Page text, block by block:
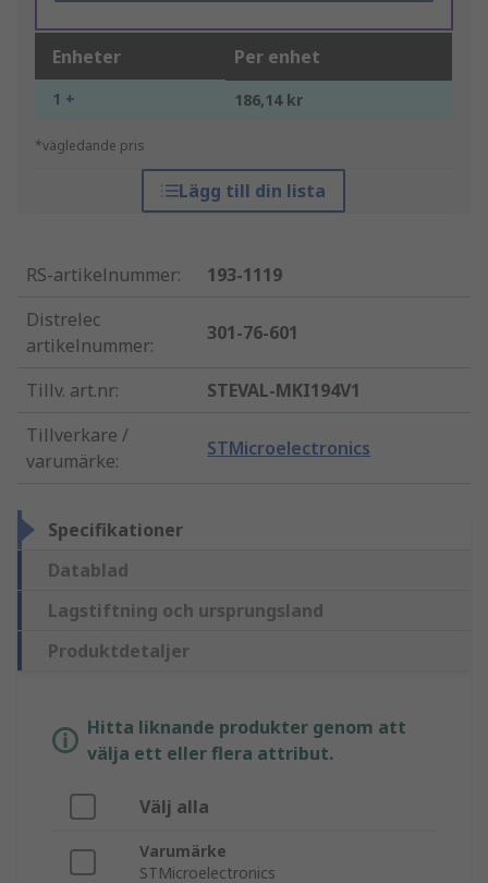
Enheter Per enhet
1 + 186,14 kr
*vägledande pris
Lägg till din lista
RS-artikelnummer:
193-1119
Distrelec
artikelnummer:
301-76-601
Tillv. art.nr:
STEVAL-MKI194V1
Tillverkare /
varumärke:
STMicroelectronics
Specifikationer
Datablad
Lagstiftning och ursprungsland
Produktdetaljer
Hitta liknande produkter genom att
välja ett eller flera attribut.
Välj alla
Varumärke
STMicroelectronics